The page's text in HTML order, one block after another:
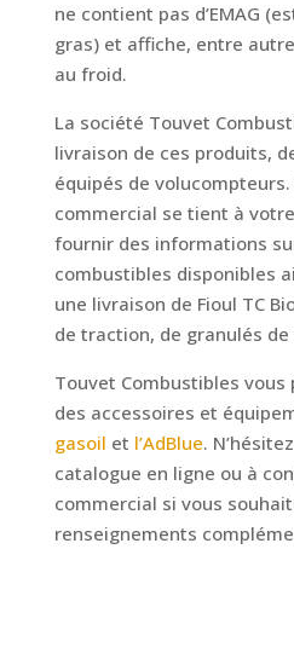
ne contient pas d’EMAG
gras) et affiche, entre
au froid.
La société Touvet
livraison de ces produits,
équipés de volucompteurs.
commercial se tient à
fournir des informations
combustibles disponibles
une livraison de Fioul TC
de traction, de granulés de
Touvet Combustibles
des accessoires et
gasoil et l’AdBlue.
catalogue en ligne ou à
commercial si vous
renseignements